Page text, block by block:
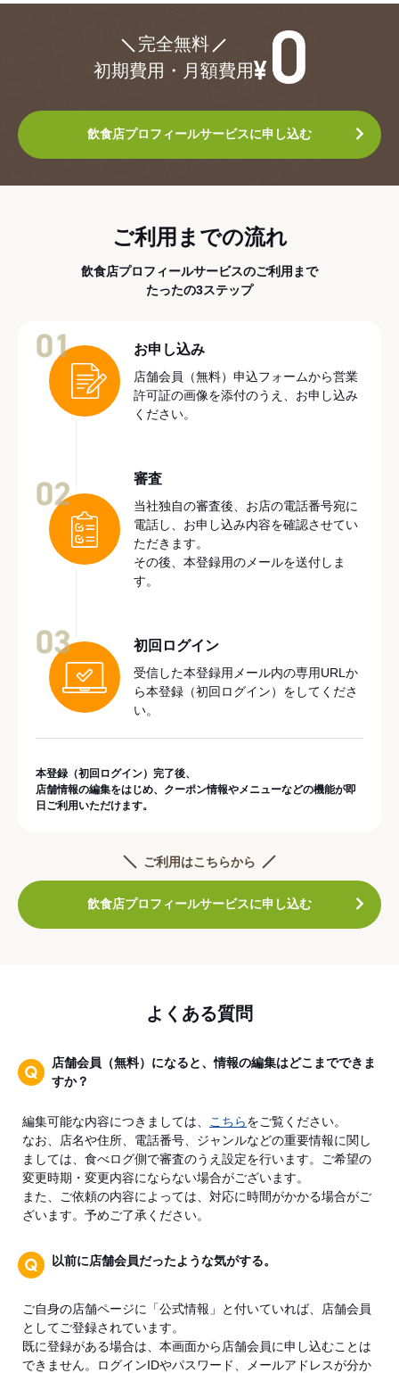
完全無料
初期費用・月額費用
飲食店プロフィールサービスに申し込む
ご利用までの流れ
飲食店プロフィールサービスのご利用まで
たったの3ステップ
お申し込み
店舗会員（無料）申込フォームから営業
許可証の画像を添付のうえ、お申し込み
ください。
審査
当社独自の審査後、お店の電話番号宛に
電話し、お申し込み内容を確認させてい
ただきます。
その後、本登録用のメールを送付しま
す。
初回ログイン
受信した本登録用メール内の専用URLか
ら本登録（初回ログイン）をしてくださ
い。
本登録（初回ログイン）完了後、
店舗情報の編集をはじめ、クーポン情報やメニューなどの機能が即
日ご利用いただけます。
ご利用はこちらから
飲食店プロフィールサービスに申し込む
よくある質問
店舗会員（無料）になると、情報の編集はどこまでできま
すか？
編集可能な内容につきましては、 こちらをご覧ください。
なお、店名や住所、電話番号、ジャンルなどの重要情報に関し
ましては、食べログ側で審査のうえ設定を行います。ご希望の
変更時期・変更内容にならない場合がございます。
また、ご依頼の内容によっては、対応に時間がかかる場合がご
ざいます。予めご了承ください。
以前に店舗会員だったような気がする。
ご自身の店舗ページに「公式情報」と付いていれば、店舗会員
としてご登録されています。
既に登録がある場合は、本画面から店舗会員に申し込むことは
できません。ログインIDやパスワード、メールアドレスが分か